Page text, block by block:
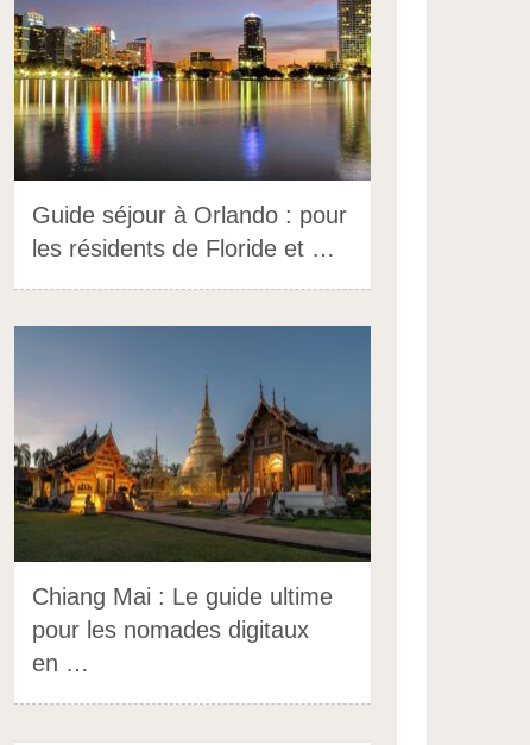
Guide séjour à Orlando : pour
les résidents de Floride et …
Chiang Mai : Le guide ultime
pour les nomades digitaux
en …